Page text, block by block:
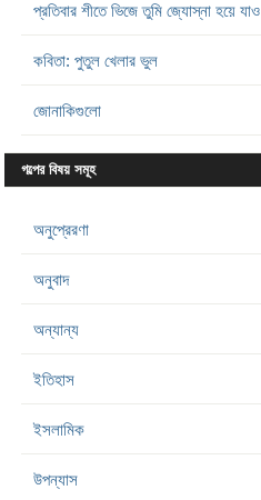
প্রতিবার শীতে ভিজে তুমি জ্যোস্না হয়ে যাও
কবিতা: পুতুল খেলার ভুল
জোনাকিগুলো
গল্পের বিষয় সমূহ
অনুপ্রেরণা
অনুবাদ
অন্যান্য
ইতিহাস
ইসলামিক
উপন্যাস